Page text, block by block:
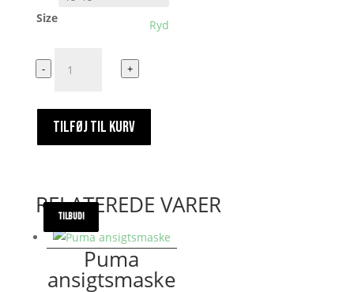
Size Ryd
Æbleskønt
/
antal
- +
TILFØJ TIL KURV
RELATEREDE VARER
TILBUD!
Puma
ansigtsmaske
TILBUD!
TILBUD!